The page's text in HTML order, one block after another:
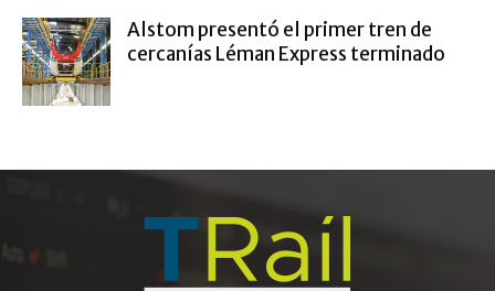
Alstom presentó el primer tren de
cercanías Léman Express terminado